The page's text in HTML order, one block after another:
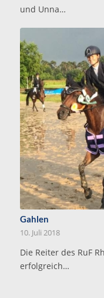
und Unna…
Gahlen
10. Juli 2018
Die Reiter des RuF
erfolgreich…